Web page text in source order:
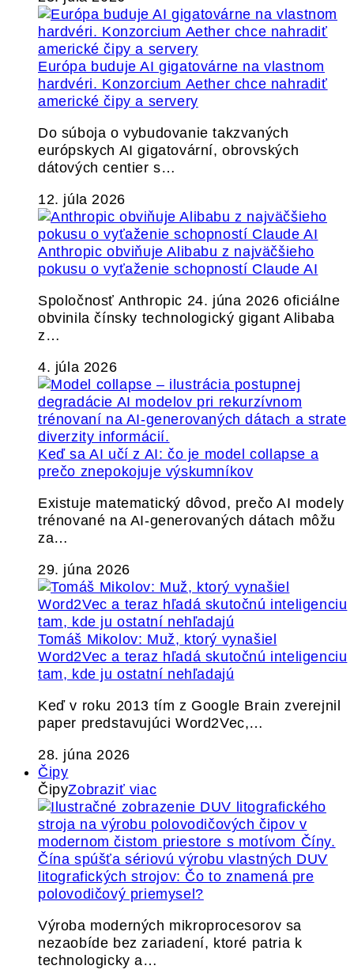
Európa buduje AI gigatovárne na vlastnom
hardvéri. Konzorcium Aether chce nahradiť
americké čipy a servery
Do súboja o vybudovanie takzvaných
európskych AI gigatovární, obrovských
dátových centier s…
12. júla 2026
Anthropic obviňuje Alibabu z najväčšieho
pokusu o vyťaženie schopností Claude AI
Spoločnosť Anthropic 24. júna 2026 oficiálne
obvinila čínsky technologický gigant Alibaba
z…
4. júla 2026
Keď sa AI učí z AI: čo je model collapse a
prečo znepokojuje výskumníkov
Existuje matematický dôvod, prečo AI modely
trénované na AI-generovaných dátach môžu
za…
29. júna 2026
Tomáš Mikolov: Muž, ktorý vynašiel
Word2Vec a teraz hľadá skutočnú inteligenciu
tam, kde ju ostatní nehľadajú
Keď v roku 2013 tím z Google Brain zverejnil
paper predstavujúci Word2Vec,…
28. júna 2026
Čipy
ČipyZobraziť viac
Čína spúšťa sériovú výrobu vlastných DUV
litografických strojov: Čo to znamená pre
polovodičový priemysel?
Výroba moderných mikroprocesorov sa
nezaobíde bez zariadení, ktoré patria k
technologicky a…